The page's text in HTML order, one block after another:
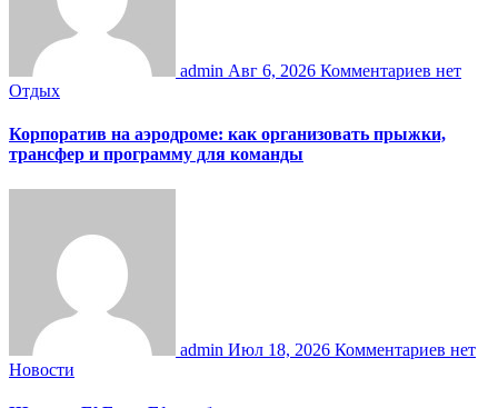
admin Авг 6, 2026 Комментариев нет
Отдых
Корпоратив на аэродроме: как организовать прыжки,
трансфер и программу для команды
admin Июл 18, 2026 Комментариев нет
Новости